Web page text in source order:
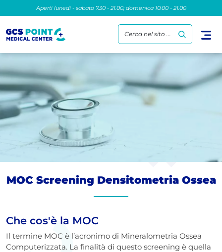
Aperti lunedì - sabato 7.30 - 21.00; domenica 10.00 - 21.00
Cerca nel sito ...
MOC Screening Densitometria Ossea
Che cos'è la MOC
Il termine MOC è l’acronimo di Mineralometria Ossea
Computerizzata. La finalità di questo screening è quella